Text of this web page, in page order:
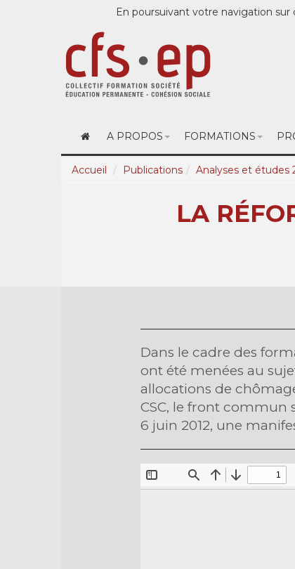
En poursuivant votre navigation sur
A PROPOS FORMATIONS
Accueil Publications Analyses et études
LA
Dans le cadre des
ont été menées au
allocations de
CSC, le front commun
6 juin 2012, une